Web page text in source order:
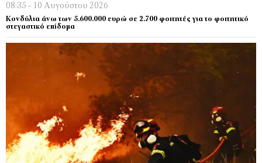
08:35 - 10 Αυγούστου 2026
Κονδύλια άνω των 5.600.000 ευρώ σε 2.700 φοιτητές για το φοιτητικό
στεγαστικό επίδομα